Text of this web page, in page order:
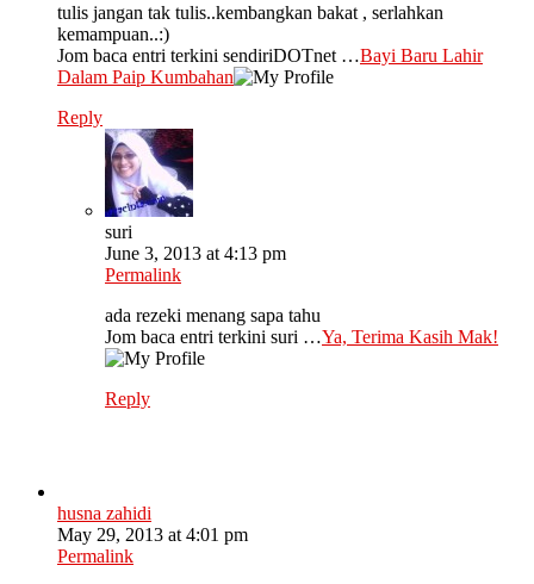
tulis jangan tak tulis..kembangkan bakat , serlahkan
kemampuan..:)
Jom baca entri terkini sendiriDOTnet …Bayi Baru Lahir
Dalam Paip Kumbahan
Reply
suri
June 3, 2013 at 4:13 pm
Permalink
ada rezeki menang sapa tahu
Jom baca entri terkini suri …Ya, Terima Kasih Mak!
Reply
husna zahidi
May 29, 2013 at 4:01 pm
Permalink